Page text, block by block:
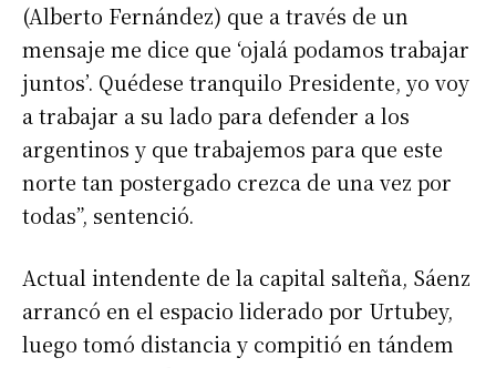
(Alberto Fernández) que a través de un
mensaje me dice que ‘ojalá podamos trabajar
juntos’. Quédese tranquilo Presidente, yo voy
a trabajar a su lado para defender a los
argentinos y que trabajemos para que este
norte tan postergado crezca de una vez por
todas”, sentenció.
Actual intendente de la capital salteña, Sáenz
arrancó en el espacio liderado por Urtubey,
luego tomó distancia y compitió en tándem